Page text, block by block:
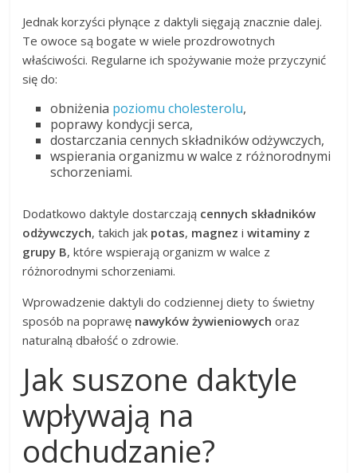
Jednak korzyści płynące z daktyli sięgają znacznie dalej.
Te owoce są bogate w wiele prozdrowotnych
właściwości. Regularne ich spożywanie może przyczynić
się do:
obniżenia poziomu cholesterolu,
poprawy kondycji serca,
dostarczania cennych składników odżywczych,
wspierania organizmu w walce z różnorodnymi
schorzeniami.
Dodatkowo daktyle dostarczają cennych składników
odżywczych, takich jak potas, magnez iwitaminy z
grupy B, które wspierają organizm w walce z
różnorodnymi schorzeniami.
Wprowadzenie daktyli do codziennej diety to świetny
sposób na poprawę nawyków żywieniowych oraz
naturalną dbałość o zdrowie.
Jak suszone daktyle
wpływają na
odchudzanie?